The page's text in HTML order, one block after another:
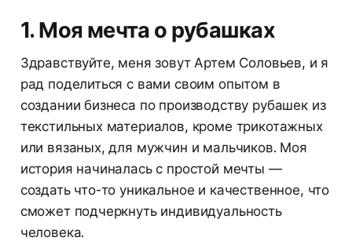
1. Моя мечта о рубашках
Здравствуйте, меня зовут Артем Соловьев, и я
рад поделиться с вами своим опытом в
создании бизнеса по производству рубашек из
текстильных материалов, кроме трикотажных
или вязаных, для мужчин и мальчиков. Моя
история начиналась с простой мечты —
создать что-то уникальное и качественное, что
сможет подчеркнуть индивидуальность
человека.